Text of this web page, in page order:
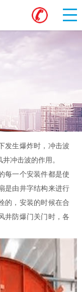
发生爆炸时，冲击波
冲击波的作用。
每一个安装件都是使
是由井字结构来进行
的，安装的时候在合
井防爆门关门时，各